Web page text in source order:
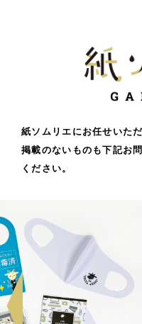
紙ソムリエにお任せいた
掲載のないものも下記お
ください。